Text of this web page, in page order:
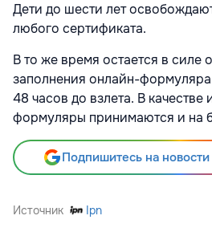
Дети до шести лет
любого сертификата.
В то же время остается в силе
заполнения онлайн-формуляра
48 часов до взлета. В качестве
формуляры принимаются и на
Подпишитесь на
Источник Ipn